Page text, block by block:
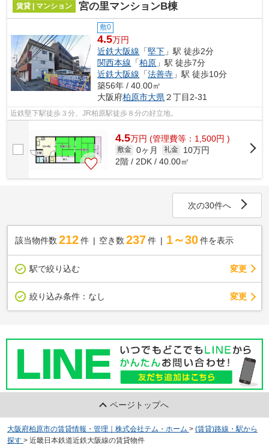
賃貸 | マンション 宮の里マンションB棟
敷0
4.5万円
近鉄大阪線 「堅下 」駅 徒歩2分
関西本線 「柏原 」駅 徒歩7分
近鉄大阪線 「法善寺 」駅 徒歩10分
築56年 / 40.00㎡
大阪府柏原市大県２丁目2-31
近鉄堅下駅徒歩３分、JR柏原駅徒歩８分の好立地。
4.5万円 (管理費等：1,500円 )
敷金 0ヶ月 礼金
10万円
2階 / 2DK / 40.00㎡
次の30件へ
該当物件数 212件 空き数 237 件 1～30 件を表示
駅で絞り込む 変更
絞り込み条件： なし 変更
ページトップへ
大阪府柏原市の賃貸情報・管理｜株式会社テム・ホーム > (賃貸)路線・駅から
探す > 近畿日本鉄道近鉄大阪線の賃貸物件